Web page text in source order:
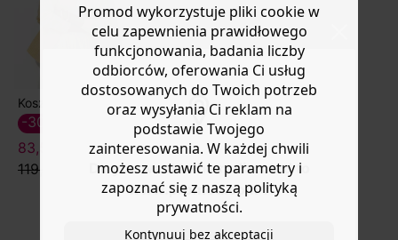
Do you want to be redirected to
www.promod.com ?
Koszula w paski
83,50 ZŁ
119,90 zł
-30%
Promod wykorzystuje pliki cookie w
celu zapewnienia prawidłowego
funkcjonowania, badania liczby
odbiorców, oferowania Ci usług
dostosowanych do Twoich potrzeb
oraz wysyłania Ci reklam na
podstawie Twojego
zainteresowania. W każdej chwili
możesz ustawić te parametry i
zapoznać się z naszą polityką
prywatności.
Kontynuuj bez akceptacji